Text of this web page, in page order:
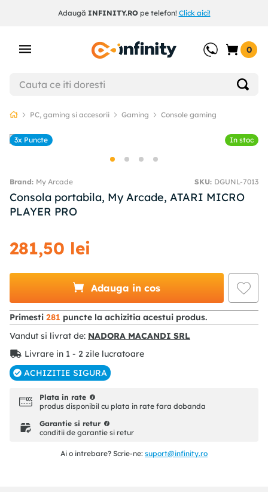
Adaugă INFINITY.ROpe telefon! Click aici!
0
PC, gaming si accesorii Gaming Console gaming
3x Puncte In stoc
My Arcade SKU: DGUNL-7013
Consola portabila, My Arcade, ATARI MICRO
PLAYER PRO
281,50 lei
Adauga in cos
Primesti 281 puncte la achizitia acestui produs.
Vandut si livrat de: NADORA MACANDI SRL
Livrare in 1 - 2 zile lucratoare
ACHIZITIE SIGURA
Plata in rate
produs disponibil cu plata in rate fara dobanda
Garantie si retur
conditii de garantie si retur
Ai o intrebare? Scrie-ne: suport@infinity.ro